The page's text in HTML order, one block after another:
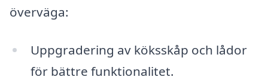
överväga:
Uppgradering av köksskåp och lådor
för bättre funktionalitet.